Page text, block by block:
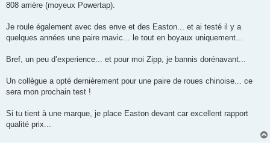
808 arrière (moyeux Powertap).
Je roule également avec des enve et des Easton... et ai testé il y a
quelques années une paire mavic... le tout en boyaux uniquement...
Bref, un peu d’experience... et pour moi Zipp, je bannis dorénavant...
Un collègue a opté dernièrement pour une paire de roues chinoise... ce
sera mon prochain test !
Si tu tient à une marque, je place Easton devant car excellent rapport
qualité prix...